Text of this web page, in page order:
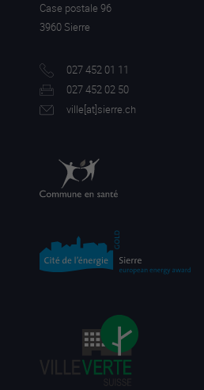
Case postale 96
3960 Sierre
027 452 01 11
027 452 02 50
ville[at]sierre.ch